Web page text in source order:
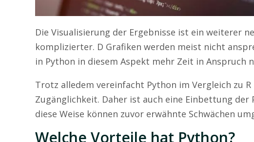
Die Visualisierung der Ergebnisse ist ein weiterer
komplizierter. D Grafiken werden meist nicht
in Python in diesem Aspekt mehr Zeit in Anspruch
Trotz alledem vereinfacht Python im Vergleich zu
Zugänglichkeit. Daher ist auch eine Einbettung
diese Weise können zuvor erwähnte Schwächen
Welche Vorteile hat Python?